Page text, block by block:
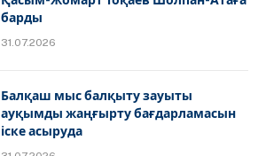
барды
31.07.2026
Балқаш мыс балқыту зауыты
ауқымды жаңғырту бағдарламасын
іске асыруда